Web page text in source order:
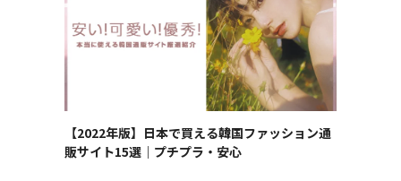
【2022年版】日本で買える韓国ファッション通
販サイト15選｜プチプラ・安心